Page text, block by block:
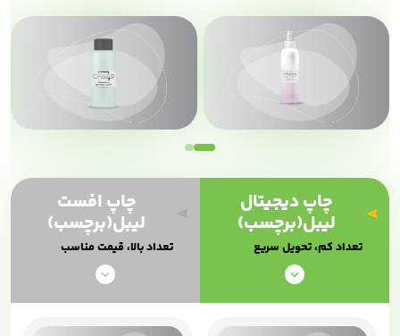
چاپ دیجیتال
لیبل(برچسب)
تعداد کم، تحویل سریع
چاپ افست
لیبل(برچسب)
تعداد بالا، قیمت مناسب